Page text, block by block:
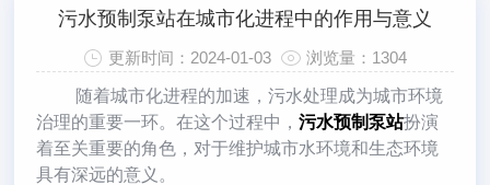
污水预制泵站在城市化进程中的作用与意义
更新时间：2024-01-03 浏览量：1304
随着城市化进程的加速，污水处理成为城市环境
治理的重要一环。在这个过程中，污水预制泵站扮演
着至关重要的角色，对于维护城市水环境和生态环境
具有深远的意义。